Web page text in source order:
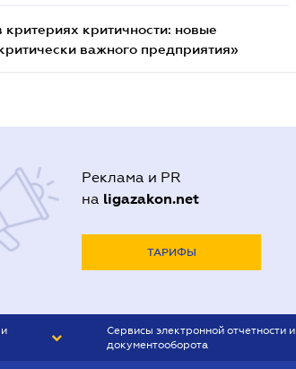
критичности: новые
важного предприятия»
Реклама и PR
на ligazakon.net
ТАРИФЫ
Сервисы электронной отчетности и
документооборота